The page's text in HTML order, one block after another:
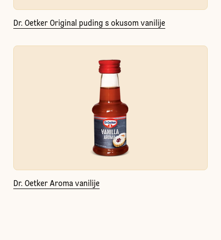
Dr. Oetker Original puding s okusom vanilije
Dr. Oetker Aroma vanilije